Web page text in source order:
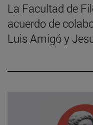
La Facultad de
acuerdo de
Luis Amigó y